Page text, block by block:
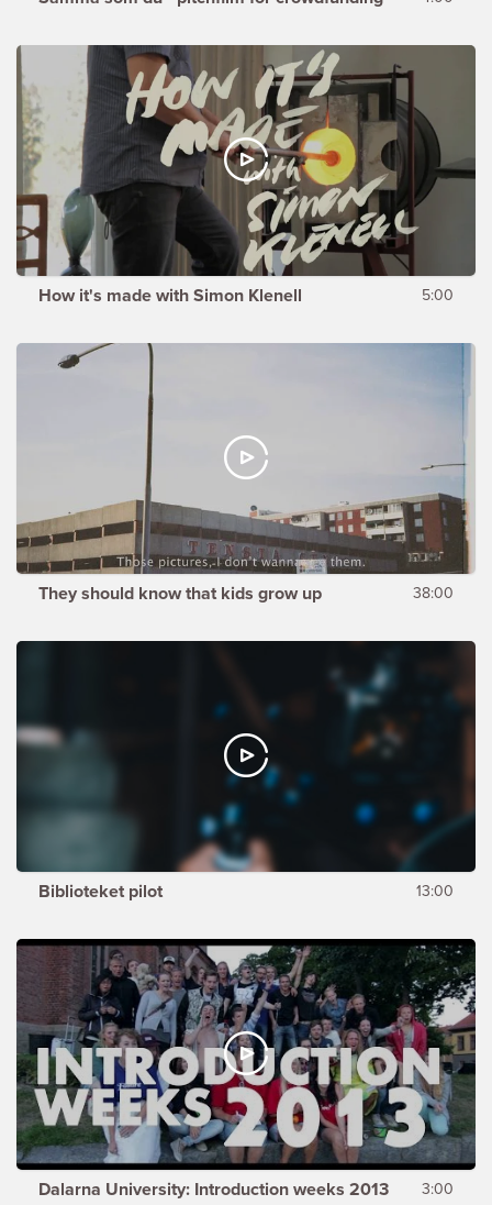
How it's made with Simon Klenell 5:00
They should know that kids grow up 38:00
Biblioteket pilot 13:00
Dalarna University: Introduction weeks 2013 3:00